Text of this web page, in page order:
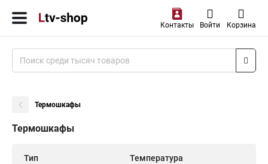
Контакты Войти Корзина
Термошкафы
Термошкафы
Тип Температура